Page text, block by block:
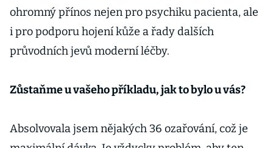
ohromný přínos nejen pro psychiku pacienta, ale
i pro podporu hojení kůže a řady dalších
průvodních jevů moderní léčby.
Zůstaňme u vašeho příkladu, jak to bylo u vás?
Absolvovala jsem nějakých 36 ozařování, což je